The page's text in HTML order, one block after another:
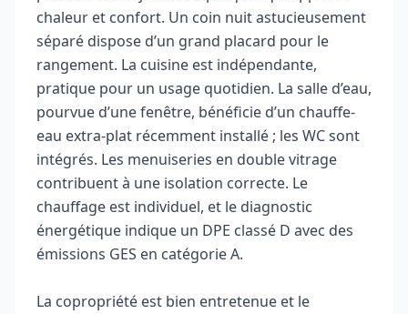
chaleur et confort. Un coin nuit astucieusement
séparé dispose d’un grand placard pour le
rangement. La cuisine est indépendante,
pratique pour un usage quotidien. La salle d’eau,
pourvue d’une fenêtre, bénéficie d’un chauffe-
eau extra-plat récemment installé ; les WC sont
intégrés. Les menuiseries en double vitrage
contribuent à une isolation correcte. Le
chauffage est individuel, et le diagnostic
énergétique indique un DPE classé D avec des
émissions GES en catégorie A.
La copropriété est bien entretenue et le